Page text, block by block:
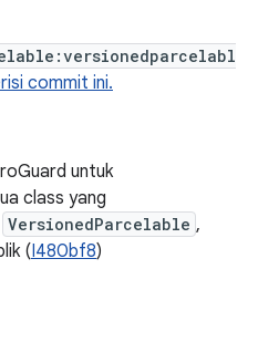
commit ini.
untuk
class yang
VersionedParcelable ,
(I480bf8)